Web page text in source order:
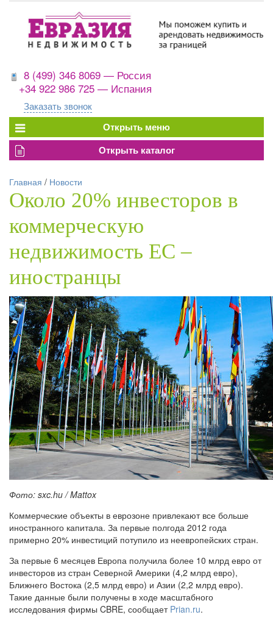
8 (499) 346 8069 — Россия
+34 922 986 725 — Испания
Заказать звонок
Главная / Новости
Около 20% инвесторов в
коммерческую
недвижимость ЕС –
иностранцы
Фото: sxc.hu / Mattox
Коммерческие объекты в еврозоне привлекают все больше
иностранного капитала. За первые полгода 2012 года
примерно 20% инвестиций потупило из неевропейских стран.
За первые 6 месяцев Европа получила более 10 млрд евро от
инвесторов из стран Северной Америки (4,2 млрд евро),
Ближнего Востока (2,5 млрд евро) и Азии (2,2 млрд евро).
Такие данные были получены в ходе масштабного
исследования фирмы CBRE, сообщает Prian.ru.